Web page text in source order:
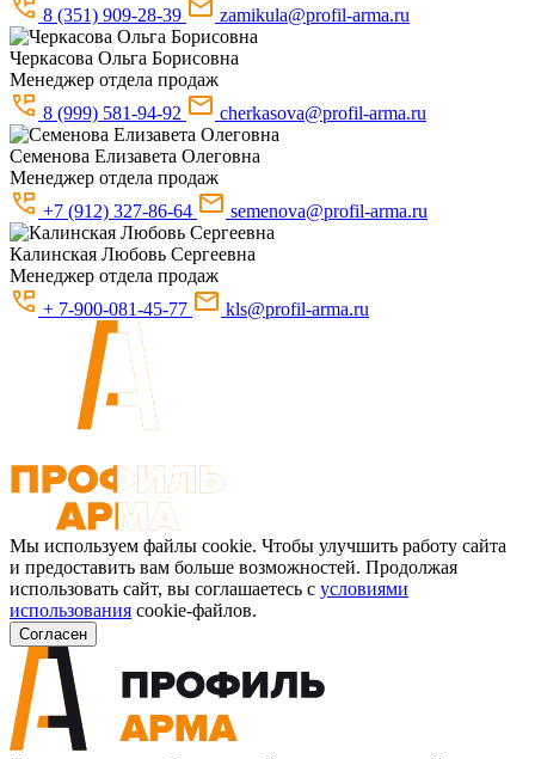
8 (351) 909-28-39
zamikula@profil-arma.ru
Черкасова Ольга Борисовна
Менеджер отдела продаж
8 (999) 581-94-92
cherkasova@profil-arma.ru
Семенова Елизавета Олеговна
Менеджер отдела продаж
+7 (912) 327-86-64
semenova@profil-arma.ru
Калинская Любовь Сергеевна
Менеджер отдела продаж
+ 7-900-081-45-77
kls@profil-arma.ru
Мы используем файлы cookie. Чтобы улучшить работу сайта
и предоставить вам больше возможностей. Продолжая
использовать сайт, вы соглашаетесь с условиями
использования cookie-файлов.
Согласен